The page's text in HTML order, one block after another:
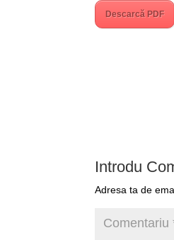
Descarcă PDF
Introdu
Adresa ta de